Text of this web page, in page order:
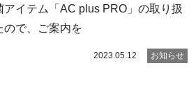
イテム「AC plus PRO」の取り扱
ので、ご案内を
2023.05.12 お知らせ